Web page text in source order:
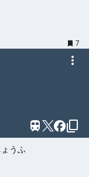
7
うふ